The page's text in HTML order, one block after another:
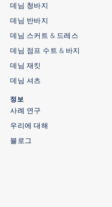
데님 청바지
데님 반바지
데님 스커트 & 드레스
데님 점프 수트 & 바지
데님 재킷
데님 셔츠
정보
사례 연구
우리에 대해
블로그